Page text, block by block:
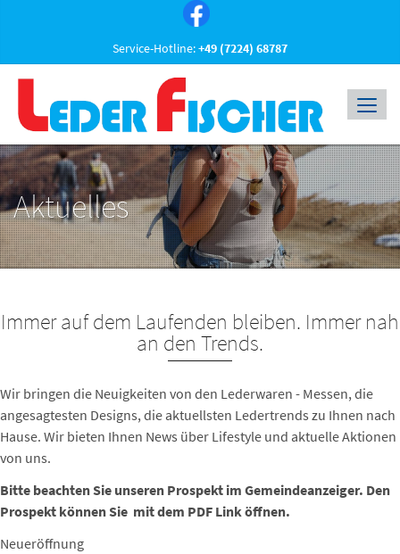
Service-Hotline:+49 (7224) 68787
Aktuelles
Immer auf dem Laufenden bleiben. Immer nah
an den Trends.
Wir bringen die Neuigkeiten von den Lederwaren - Messen, die
angesagtesten Designs, die aktuellsten Ledertrends zu Ihnen nach
Hause. Wir bieten Ihnen News über Lifestyle und aktuelle Aktionen
von uns.
Bitte beachten Sie unseren Prospekt im Gemeindeanzeiger. Den
Prospekt können Sie mit dem PDF Link öffnen.
Neueröffnung